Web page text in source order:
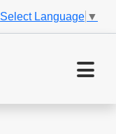
Select Language ▼